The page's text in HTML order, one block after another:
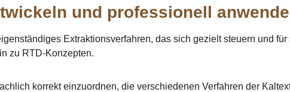
und professionell
Extraktionsverfahren, das sich gezielt steuern und
zu RTD-Konzepten.
korrekt einzuordnen, die verschiedenen Verfahren der